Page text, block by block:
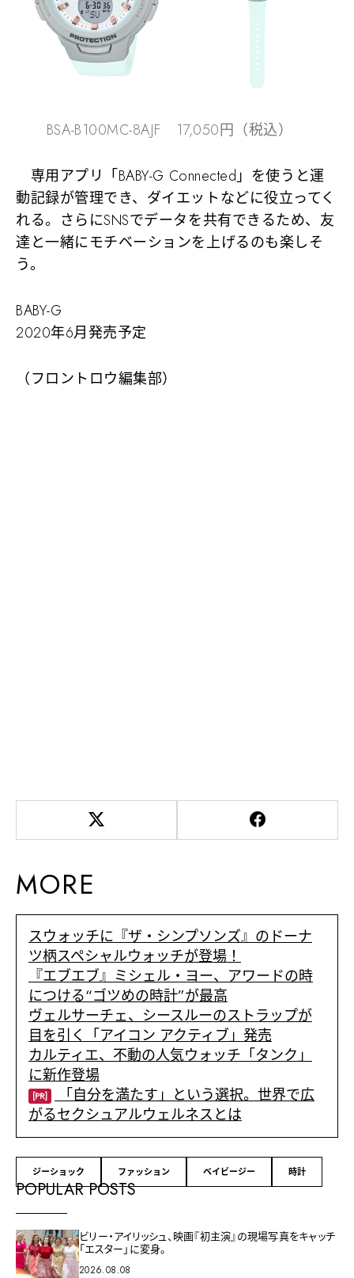
BSA-B100MC-8AJF 17,050円（税込）
専用アプリ「BABY-G Connected」を使うと運
動記録が管理でき、ダイエットなどに役立ってく
れる。さらにSNSでデータを共有できるため、友
達と一緒にモチベーションを上げるのも楽しそ
う。
BABY-G
2020年6月発売予定
（フロントロウ編集部）
MORE
スウォッチに『ザ・シンプソンズ』のドーナ
ツ柄スペシャルウォッチが登場！
『エブエブ』ミシェル・ヨー、アワードの時
につける“ゴツめの時計”が最高
ヴェルサーチェ、シースルーのストラップが
目を引く「アイコン アクティブ」発売
カルティエ、不動の人気ウォッチ「タンク」
に新作登場
[PR]
「自分を満たす」という選択。世界で広
がるセクシュアルウェルネスとは
ジーショック ファッション ベイビージー 時計
POPULAR POSTS
ビリー・アイリッシュ、映画『初主演』の現場写真をキャッチ
「エスター」に変身。
2026.08.08